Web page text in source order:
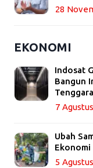
28
EKONOMI
Indosat
Bangun
Tenggara
7
Ubah
Ekonomi
5